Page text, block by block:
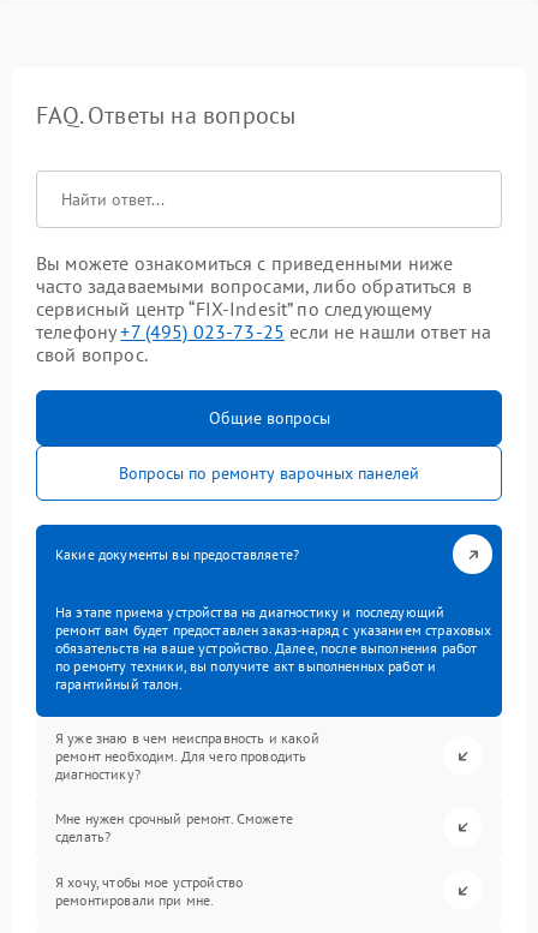
FAQ. Ответы на вопросы
Вы можете ознакомиться с приведенными ниже
часто задаваемыми вопросами, либо обратиться в
сервисный центр “FIX-Indesit” по следующему
телефону+7 (495) 023-73-25 если не нашли ответ на
свой вопрос.
Общие вопросы
Вопросы по ремонту варочных панелей
Какие документы вы предоставляете?
На этапе приема устройства на диагностику и последующий
ремонт вам будет предоставлен заказ-наряд с указанием страховых
обязательств на ваше устройство. Далее, после выполнения работ
по ремонту техники, вы получите акт выполненных работ и
гарантийный талон.
Я уже знаю в чем неисправность и какой
ремонт необходим. Для чего проводить
диагностику?
Мне нужен срочный ремонт. Сможете
сделать?
Я хочу, чтобы мое устройство
ремонтировали при мне.